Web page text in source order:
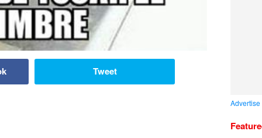
Tweet